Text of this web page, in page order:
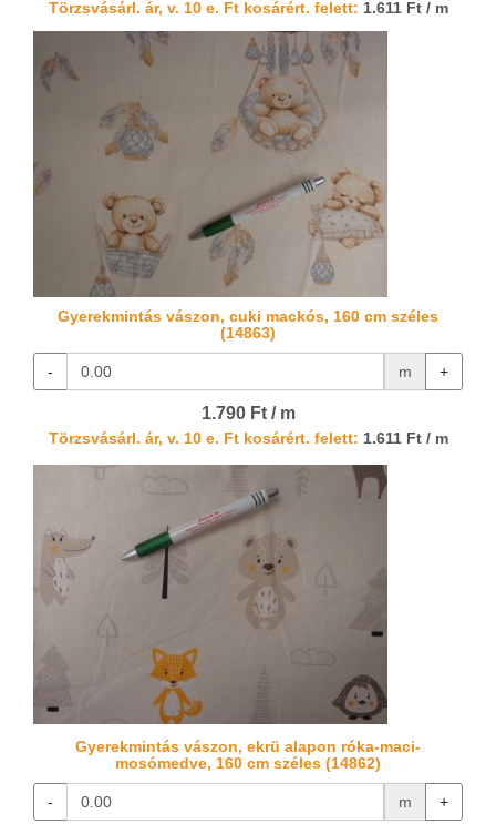
Törzsvásárl. ár, v. 10 e. Ft kosárért. felett: 1.611 Ft / m
Gyerekmintás vászon, cuki mackós, 160 cm széles
(14863)
- m +
1.790 Ft / m
Törzsvásárl. ár, v. 10 e. Ft kosárért. felett: 1.611 Ft / m
Gyerekmintás vászon, ekrü alapon róka-maci-
mosómedve, 160 cm széles (14862)
- m +